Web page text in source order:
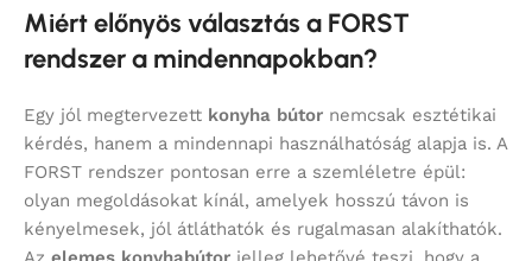
Miért előnyös választás a FORST
rendszer a mindennapokban?
Egy jól megtervezett konyha bútor nemcsak esztétikai
kérdés, hanem a mindennapi használhatóság alapja is. A
FORST rendszer pontosan erre a szemléletre épül:
olyan megoldásokat kínál, amelyek hosszú távon is
kényelmesek, jól átláthatók és rugalmasan alakíthatók.